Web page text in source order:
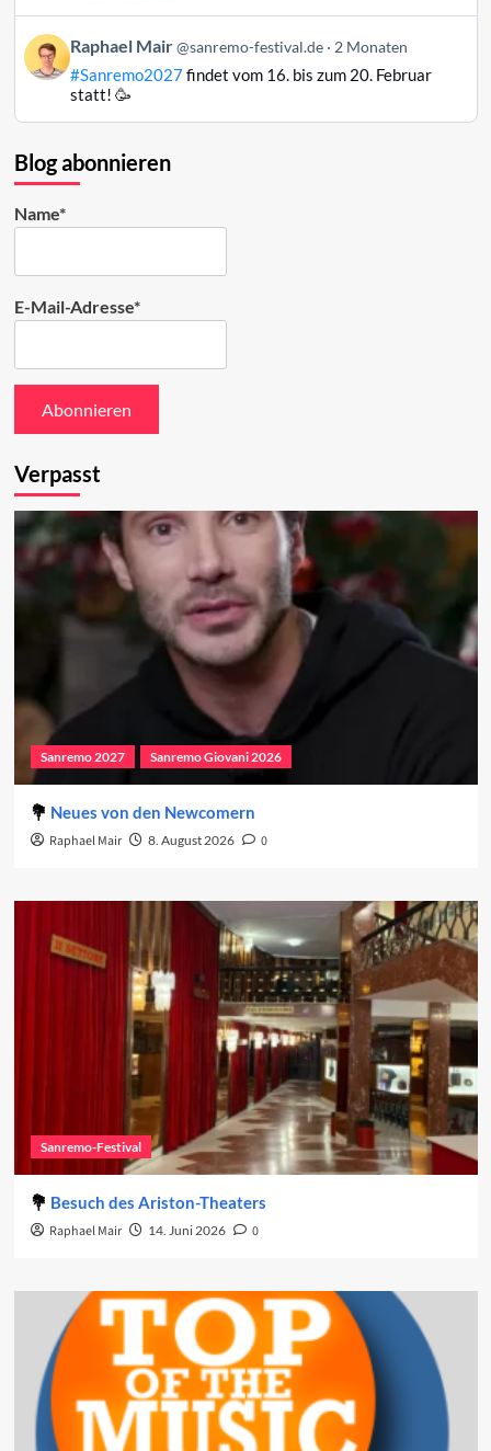
ansehen
Beitrag
von
Raphael
Bluesky
ansehen
Raphael Mair @sanremo-festival.de 2 Monaten
#Sanremo2027findet vom 16. bis zum 20. Februar
statt! 🥳
Blog abonnieren
Name*
E-Mail-Adresse*
Verpasst
Sanremo 2027 Sanremo Giovani 2026
Neues von den Newcomern
Raphael Mair 8. August 2026 0
Sanremo-Festival
Besuch des Ariston-Theaters
Raphael Mair 14. Juni 2026 0